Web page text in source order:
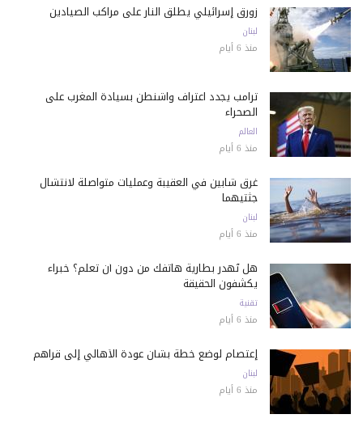
زورق إسرائيلي يطلق النار على مراكب الصيادين
لبنان
منذ 6 أيام
ترامب يجدد اعتراف واشنطن بسيادة المغرب على
الصحراء
العالم
منذ 6 أيام
غرق شابين في العقيبة وعمليات متواصلة لانتشال
جثتيهما
لبنان
منذ 6 أيام
هل تُهدر بطارية هاتفك من دون أن تعلم؟ خبراء
يكشفون الحقيقة
تقنية
منذ 6 أيام
إعتصام لوضع خطة بشأن عودة الأهالي إلى قراهم
لبنان
منذ 6 أيام